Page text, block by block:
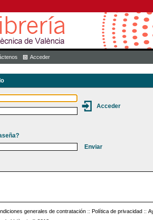
Acceder
generales de contratación :: Política de privacidad ::